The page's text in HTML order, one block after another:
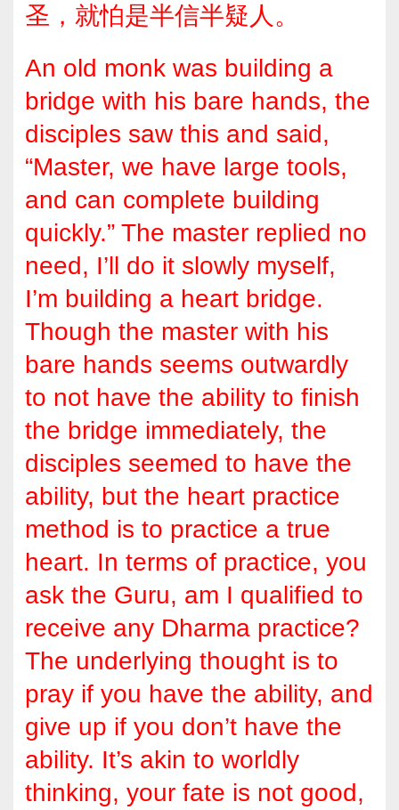
圣，就怕是半信半疑人。
An old monk was building a
bridge with his bare hands, the
disciples saw this and said,
“Master, we have large tools,
and can complete building
quickly.” The master replied no
need, I’ll do it slowly myself,
I’m building a heart bridge.
Though the master with his
bare hands seems outwardly
to not have the ability to finish
the bridge immediately, the
disciples seemed to have the
ability, but the heart practice
method is to practice a true
heart. In terms of practice, you
ask the Guru, am I qualified to
receive any Dharma practice?
The underlying thought is to
pray if you have the ability, and
give up if you don’t have the
ability. It’s akin to worldly
thinking, your fate is not good,